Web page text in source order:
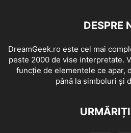
DESPRE
DreamGeek.ro este cel mai
peste 2000 de vise interpretate.
funcție de elementele ce apar,
până la simboluri și